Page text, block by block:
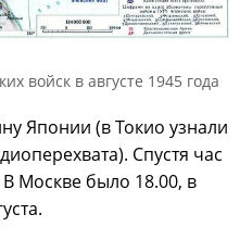
войск в августе 1945 года
Японии (в Токио узнали
Спустя час
Москве было 18.00, в